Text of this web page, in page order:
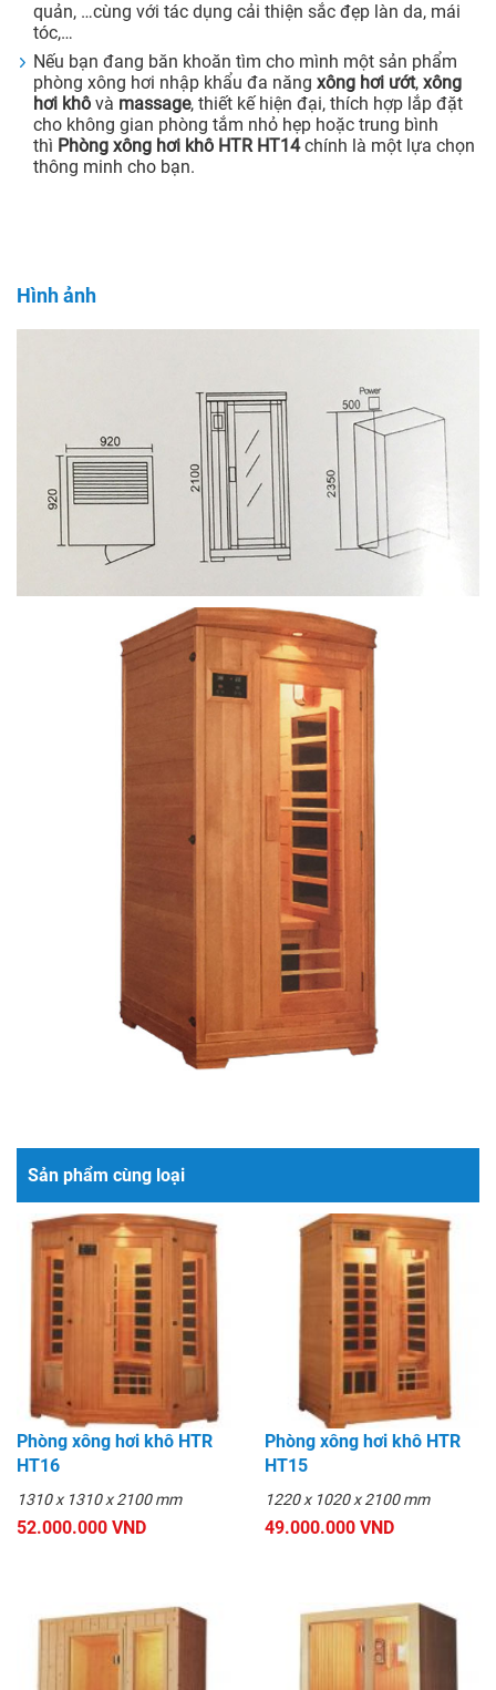
quản, …cùng với tác dụng cải thiện sắc đẹp làn da, mái
tóc,…
Nếu bạn đang băn khoăn tìm cho mình một sản phẩm
phòng xông hơi nhập khẩu đa năng xông hơi ướt, xông
hơi khô và massage, thiết kế hiện đại, thích hợp lắp đặt
cho không gian phòng tắm nhỏ hẹp hoặc trung bình
thì Phòng xông hơi khô HTR HT14chính là một lựa chọn
thông minh cho bạn.
Hình ảnh
Sản phẩm cùng loại
Phòng xông hơi khô HTR
HT16
1310 x 1310 x 2100 mm
52.000.000 VND
Phòng xông hơi khô HTR
HT15
1220 x 1020 x 2100 mm
49.000.000 VND